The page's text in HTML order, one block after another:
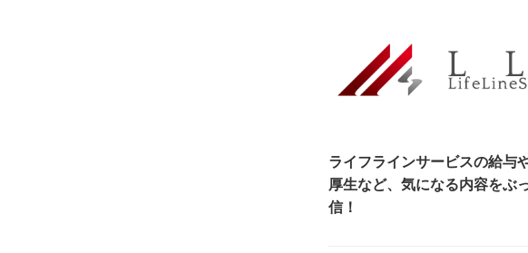
ライフラインサービスの給与
厚生など、気になる内容をぶ
信！